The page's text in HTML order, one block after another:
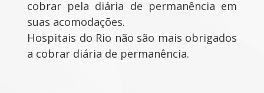
cobrar pela diária de permanência em
suas acomodações.
Hospitais do Rio não são mais obrigados
a cobrar diária de permanência.